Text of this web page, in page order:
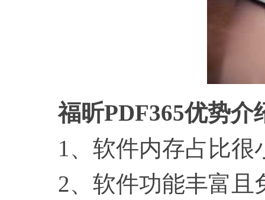
福昕PDF365优势介
1、软件内存占比很
2、软件功能丰富且